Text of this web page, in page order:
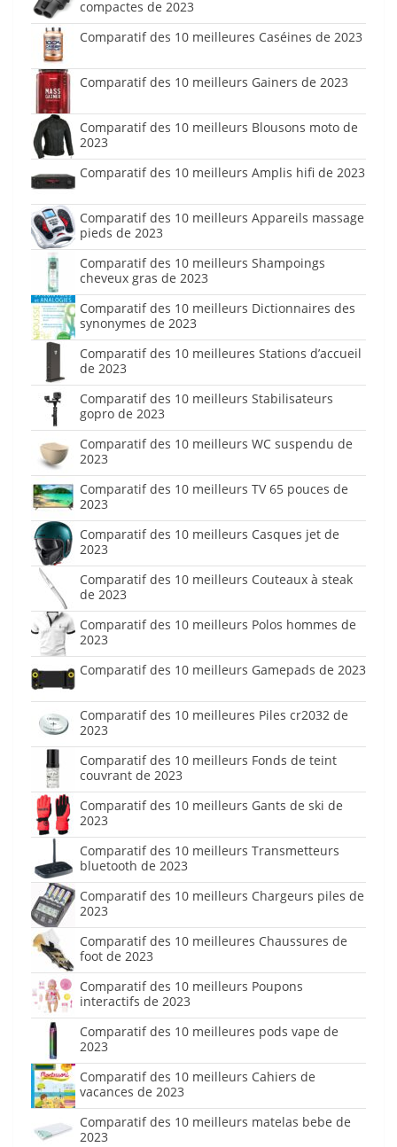
compactes de 2023
Comparatif des 10 meilleures Caséines de 2023
Comparatif des 10 meilleurs Gainers de 2023
Comparatif des 10 meilleurs Blousons moto de
2023
Comparatif des 10 meilleurs Amplis hifi de 2023
Comparatif des 10 meilleurs Appareils massage
pieds de 2023
Comparatif des 10 meilleurs Shampoings
cheveux gras de 2023
Comparatif des 10 meilleurs Dictionnaires des
synonymes de 2023
Comparatif des 10 meilleures Stations d’accueil
de 2023
Comparatif des 10 meilleurs Stabilisateurs
gopro de 2023
Comparatif des 10 meilleurs WC suspendu de
2023
Comparatif des 10 meilleurs TV 65 pouces de
2023
Comparatif des 10 meilleurs Casques jet de
2023
Comparatif des 10 meilleurs Couteaux à steak
de 2023
Comparatif des 10 meilleurs Polos hommes de
2023
Comparatif des 10 meilleurs Gamepads de 2023
Comparatif des 10 meilleures Piles cr2032 de
2023
Comparatif des 10 meilleurs Fonds de teint
couvrant de 2023
Comparatif des 10 meilleurs Gants de ski de
2023
Comparatif des 10 meilleurs Transmetteurs
bluetooth de 2023
Comparatif des 10 meilleurs Chargeurs piles de
2023
Comparatif des 10 meilleures Chaussures de
foot de 2023
Comparatif des 10 meilleurs Poupons
interactifs de 2023
Comparatif des 10 meilleures pods vape de
2023
Comparatif des 10 meilleurs Cahiers de
vacances de 2023
Comparatif des 10 meilleurs matelas bebe de
2023